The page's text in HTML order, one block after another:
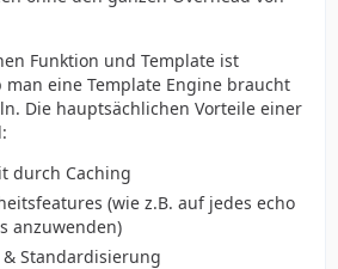
Funktion und Template ist
eine Template Engine braucht
Die hauptsächlichen Vorteile einer
durch Caching
(wie z.B. auf jedes echo
anzuwenden)
Standardisierung